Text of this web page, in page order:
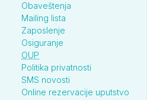
Obaveštenja
Mailing lista
Zaposlenje
Osiguranje
OUP
Politika privatnosti
SMS novosti
Online rezervacije uputstvo